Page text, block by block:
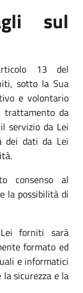
sul
13 del
sotto la Sua
e volontario
trattamento da
servizio da Lei
dei dati da Lei
consenso al
la possibilità di
forniti sarà
formato ed
e informatici
sicurezza e la